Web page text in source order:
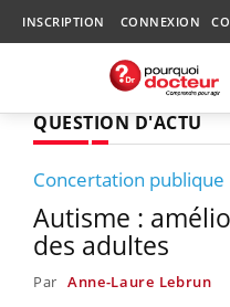
INSCRIPTION CONNEXION
QUESTION D'ACTU
Concertation publique
Autisme :
des adultes
Par Anne-Laure Lebrun